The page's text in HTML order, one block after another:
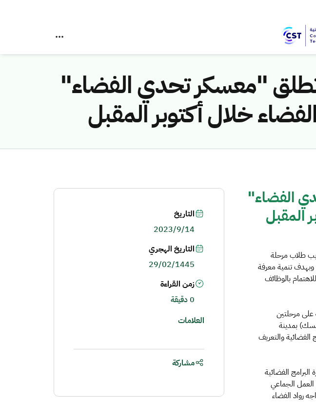
تطلق "معسكر تحدي الفضاء"
خلال أكتوبر المقبل
الفضاء"
المقبل
طلاب مرحلة
وبهدف تنمية معرفة
بالوظائف
على مرحلتين
بمدينة
الفضائية والتعريف
الفضائية
الجماعي
رواد الفضاء
التاريخ
2023/9/14
التاريخ الهجري
29/02/1445
زمن القراءة
0 دقيقة
العلامات
مشاركة